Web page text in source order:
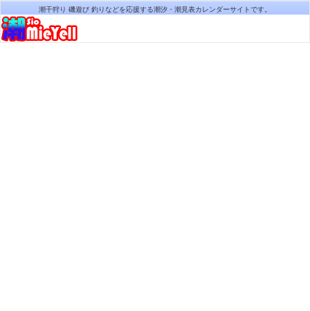
潮干狩り 磯遊び 釣りなどを応援する潮汐・潮見表カレンダーサイトです。